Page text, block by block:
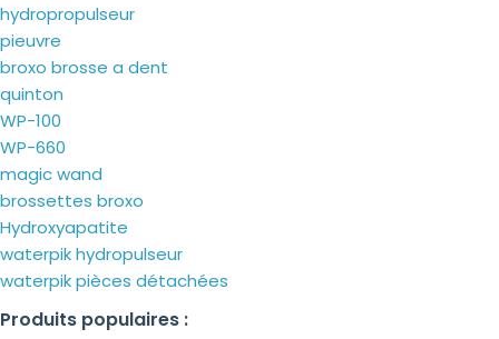
hydropropulseur
pieuvre
broxo brosse a dent
quinton
WP-100
WP-660
magic wand
brossettes broxo
Hydroxyapatite
waterpik hydropulseur
waterpik pièces détachées
Produits populaires :